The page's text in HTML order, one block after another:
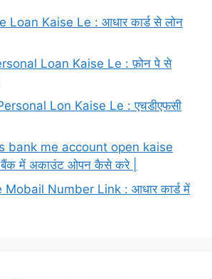
Loan Kaise Le : आधार कार्ड से लोन
Loan Kaise Le : फ़ोन पे से
Lon Kaise Le : एचडीएफसी
bank me account open kaise
में अकाउंट ओपन कैसे करे |
Number Link : आधार कार्ड में